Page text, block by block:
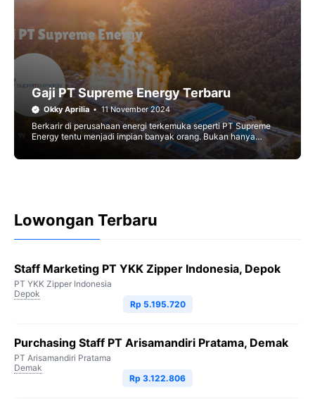
Gaji PT Supreme Energy Terbaru
Okky Aprilia 11 November 2024
Berkarir di perusahaan energi terkemuka seperti PT Supreme
Energy tentu menjadi impian banyak orang. Bukan hanya
prestise, tapi juga potensi penghasilan yang menjanjikan.
Berapa sih
Lowongan Terbaru
Staff Marketing PT YKK Zipper Indonesia, Depok
PT YKK Zipper Indonesia
Depok
Rp 5.195.720
Purchasing Staff PT Arisamandiri Pratama, Demak
PT Arisamandiri Pratama
Demak
Rp 3.122.806